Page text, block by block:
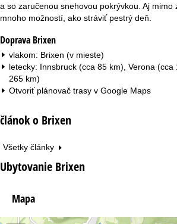
a so zaručenou snehovou pokrývkou. Aj mimo
mnoho možností, ako stráviť pestrý deň.
Doprava Brixen
vlakom: Brixen (v mieste)
letecky: Innsbruck (cca 85 km), Verona
265 km)
Otvoriť plánovač trasy v Google Maps
článok o Brixen
Všetky články
Ubytovanie Brixen
Mapa